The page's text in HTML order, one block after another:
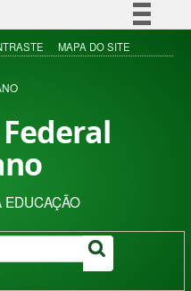
Simplifique!
Acesso à informação
MAPA DO SITE
EDUCAÇÃO